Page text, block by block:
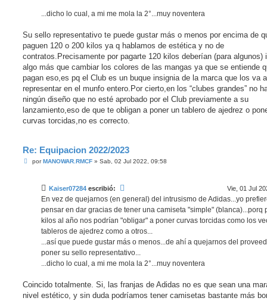
...dicho lo cual, a mi me mola la 2°...muy noventera
Su sello representativo te puede gustar más o menos por encima de
paguen 120 o 200 kilos ya q hablamos de estética y no de
contratos.Precisamente por pagarte 120 kilos deberían (para algunos)
algo más que cambiar los colores de las mangas ya que se entiende
pagan eso,es pq el Club es un buque insignia de la marca que los va a
representar en el munfo entero.Por cierto,en los “clubes grandes” no
ningún diseño que no esté aprobado por el Club previamente a su
lanzamiento,eso de que te obligan a poner un tablero de ajedrez o
curvas torcidas,no es correcto.
Re: Equipacion 2022/2023
Mpor MANOWAR.RMCF» Sab, 02 Jul 2022, 09:58
Kaiser07284 escribió: Vie, 01 Jul
En vez de quejarnos (en general) del intrusismo de Adidas...yo
pensar en dar gracias de tener una camiseta "simple" (blanca)...porq
kilos al año nos podrían "obligar" a poner curvas torcidas como los
tableros de ajedrez como a otros...
...así que puede gustar más o menos...de ahí a quejarnos del
poner su sello representativo...
...dicho lo cual, a mi me mola la 2°...muy noventera
Coincido totalmente. Si, las franjas de Adidas no es que sean una
nivel estético, y sin duda podríamos tener camisetas bastante más